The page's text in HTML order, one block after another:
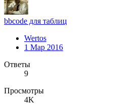
bbcode для таблиц
Wertos
1 Мар 2016
Ответы
9
Просмотры
4K